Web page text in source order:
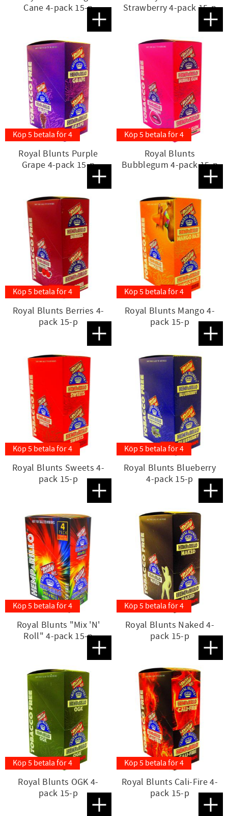
Cane 4-pack 15-p
Lägg till i favoriter
Strawberry 4-pack 15-p
Köp 5 betala för 4
Royal Blunts Purple
Grape 4-pack 15-p
Lägg till i favoriter
Köp 5 betala för 4
Royal Blunts
Bubblegum 4-pack 15-p
Köp 5 betala för 4
Royal Blunts Berries 4-
pack 15-p
Lägg till i favoriter
Köp 5 betala för 4
Royal Blunts Mango 4-
pack 15-p
Köp 5 betala för 4
Royal Blunts Sweets 4-
pack 15-p
Lägg till i favoriter
Köp 5 betala för 4
Royal Blunts Blueberry
4-pack 15-p
Köp 5 betala för 4
Royal Blunts "Mix 'N'
Roll" 4-pack 15-p
Lägg till i favoriter
Köp 5 betala för 4
Royal Blunts Naked 4-
pack 15-p
Köp 5 betala för 4
Royal Blunts OGK 4-
pack 15-p
Lägg till i favoriter
Köp 5 betala för 4
Royal Blunts Cali-Fire 4-
pack 15-p